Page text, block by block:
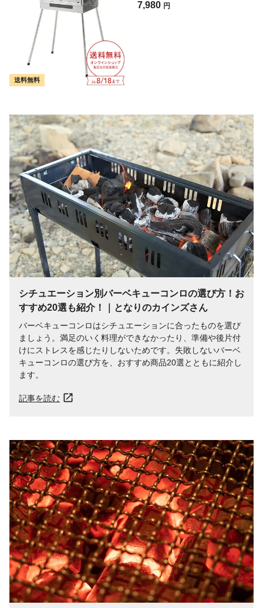
送料無料
7,980 円
シチュエーション別バーベキューコンロの選び方！お
すすめ20選も紹介！｜となりのカインズさん
バーベキューコンロはシチュエーションに合ったものを選び
ましょう。満足のいく料理ができなかったり、準備や後片付
けにストレスを感じたりしないためです。失敗しないバーベ
キューコンロの選び方を、おすすめ商品20選とともに紹介し
ます。
記事を読む